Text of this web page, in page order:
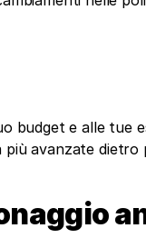
budget e alle tue
avanzate dietro